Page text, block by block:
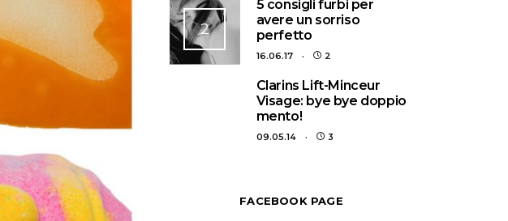
2
5 consigli furbi per
avere un sorriso
perfetto
16.06.17 2
Clarins Lift-Minceur
Visage: bye bye doppio
mento!
09.05.14 3
FACEBOOK PAGE